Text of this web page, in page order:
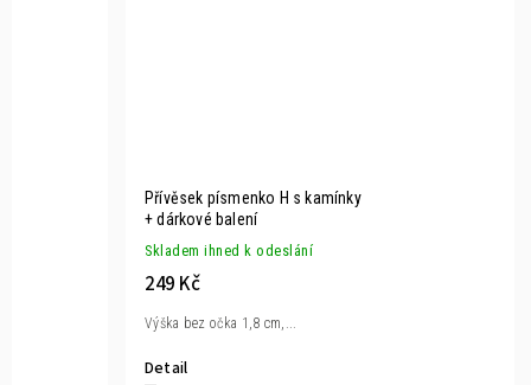
Přívěsek písmenko H s kamínky
+ dárkové balení
Skladem ihned k odeslání
249 Kč
Detail
Výška bez očka 1,8 cm,...